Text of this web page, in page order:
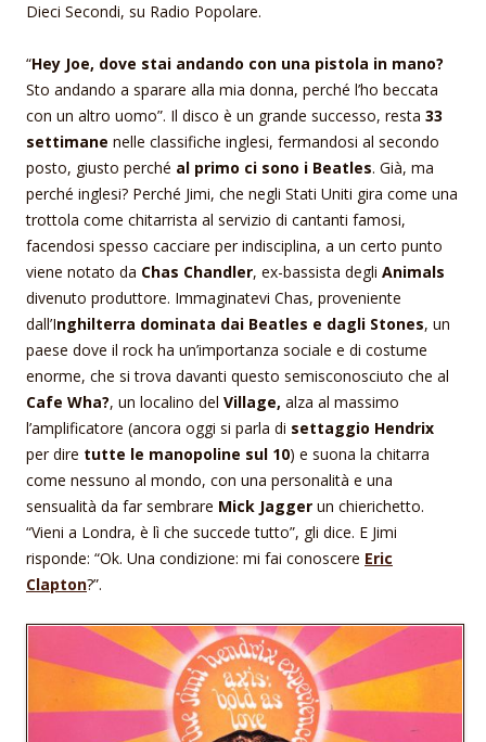
Dieci Secondi, su Radio Popolare.
“Hey Joe, dove stai andando con una pistola in mano?
Sto andando a sparare alla mia donna, perché l’ho beccata
con un altro uomo”. Il disco è un grande successo, resta 33
settimane nelle classifiche inglesi, fermandosi al secondo
posto, giusto perché al primo ci sono i Beatles. Già, ma
perché inglesi? Perché Jimi, che negli Stati Uniti gira come una
trottola come chitarrista al servizio di cantanti famosi,
facendosi spesso cacciare per indisciplina, a un certo punto
viene notato da Chas Chandler, ex-bassista degli Animals
divenuto produttore. Immaginatevi Chas, proveniente
dall’Inghilterra dominata dai Beatles e dagli Stones, un
paese dove il rock ha un’importanza sociale e di costume
enorme, che si trova davanti questo semisconosciuto che al
Cafe Wha?, un localino del Village, alza al massimo
l’amplificatore (ancora oggi si parla di settaggio Hendrix
per dire tutte le manopoline sul 10) e suona la chitarra
come nessuno al mondo, con una personalità e una
sensualità da far sembrare Mick Jagger un chierichetto.
“Vieni a Londra, è lì che succede tutto”, gli dice. E Jimi
risponde: “Ok. Una condizione: mi fai conoscere Eric
Clapton?”.